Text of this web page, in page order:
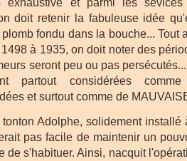
doit retenir la fabuleuse idée
fondu dans la bouche... Tout
à 1935, on doit noter des
seront peu ou pas
partout considérées
et surtout comme de
tonton Adolphe, solidement
pas facile de maintenir un
de s'habituer. Ainsi, nacquit